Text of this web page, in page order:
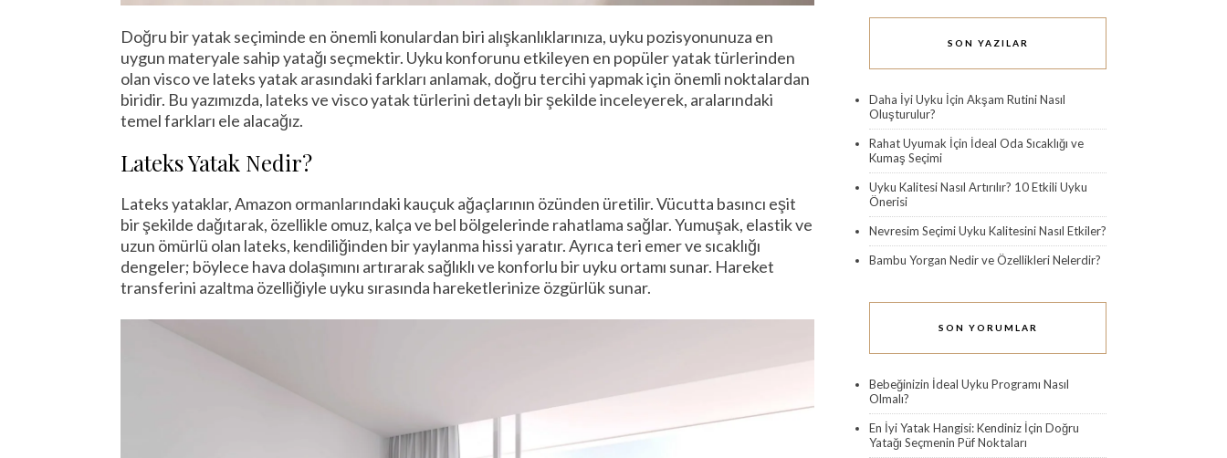
Doğru bir yatak seçiminde en önemli konulardan biri alışkanlıklarınıza, uyku pozisyonunuza en
uygun materyale sahip yatağı seçmektir. Uyku konforunu etkileyen en popüler yatak türlerinden
olan visco ve lateks yatak arasındaki farkları anlamak, doğru tercihi yapmak için önemli noktalardan
biridir. Bu yazımızda, lateks ve visco yatak türlerini detaylı bir şekilde inceleyerek, aralarındaki
temel farkları ele alacağız.
Lateks Yatak Nedir?
Lateks yataklar, Amazon ormanlarındaki kauçuk ağaçlarının özünden üretilir. Vücutta basıncı eşit
bir şekilde dağıtarak, özellikle omuz, kalça ve bel bölgelerinde rahatlama sağlar. Yumuşak, elastik ve
uzun ömürlü olan lateks, kendiliğinden bir yaylanma hissi yaratır. Ayrıca teri emer ve sıcaklığı
dengeler; böylece hava dolaşımını artırarak sağlıklı ve konforlu bir uyku ortamı sunar. Hareket
transferini azaltma özelliğiyle uyku sırasında hareketlerinize özgürlük sunar.
SON YAZILAR
Daha İyi Uyku İçin Akşam Rutini Nasıl
Oluşturulur?
Rahat Uyumak İçin İdeal Oda Sıcaklığı ve
Kumaş Seçimi
Uyku Kalitesi Nasıl Artırılır? 10 Etkili Uyku
Önerisi
Nevresim Seçimi Uyku Kalitesini Nasıl Etkiler?
Bambu Yorgan Nedir ve Özellikleri Nelerdir?
SON YORUMLAR
Bebeğinizin İdeal Uyku Programı Nasıl
Olmalı?
En İyi Yatak Hangisi: Kendiniz İçin Doğru
Yatağı Seçmenin Püf Noktaları